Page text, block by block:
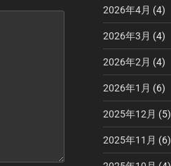
2026年4月 (4)
2026年3月 (4)
2026年2月 (4)
2026年1月 (6)
2025年12月 (5)
2025年11月 (6)